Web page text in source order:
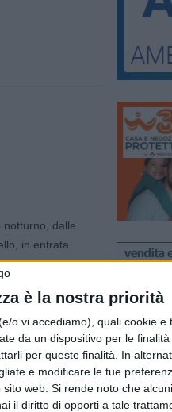
è la nostra priorità
o vi accediamo), quali cookie e
da un dispositivo per le finalità
per queste finalità. In
e modificare le tue
web. Si rende noto che
il diritto di opporti a tale
notturno, dalle
in entrata